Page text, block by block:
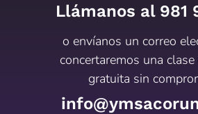
Llámanos al 981
o envíanos un correo
concertaremos una
gratuita sin